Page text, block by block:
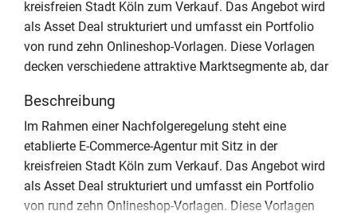
kreisfreien Stadt Köln zum Verkauf. Das Angebot wird
als Asset Deal strukturiert und umfasst ein Portfolio
von rund zehn Onlineshop-Vorlagen. Diese Vorlagen
decken verschiedene attraktive Marktsegmente ab, dar
Beschreibung
Im Rahmen einer Nachfolgeregelung steht eine
etablierte E-Commerce-Agentur mit Sitz in der
kreisfreien Stadt Köln zum Verkauf. Das Angebot wird
als Asset Deal strukturiert und umfasst ein Portfolio
von rund zehn Onlineshop-Vorlagen. Diese Vorlagen